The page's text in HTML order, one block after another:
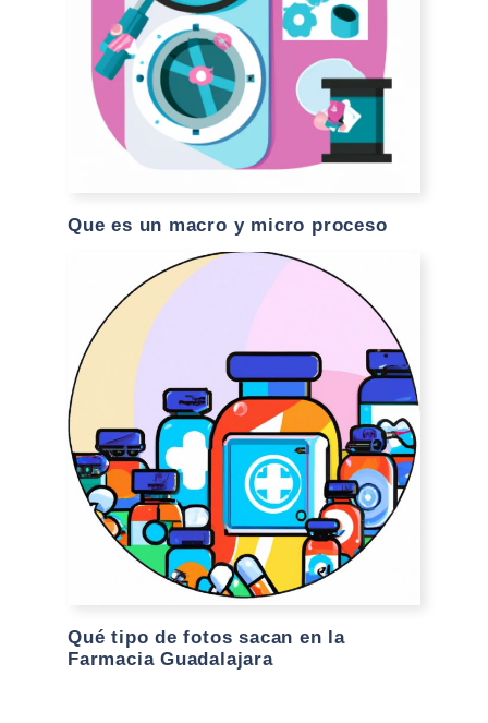
Que es un macro y micro proceso
Qué tipo de fotos sacan en la
Farmacia Guadalajara